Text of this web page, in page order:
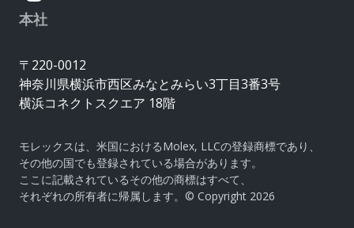
本社
〒220-0012
神奈川県横浜市西区みなとみらい3丁目3番3号
横浜コネクトスクエア 18階
モレックスは、米国におけるMolex, LLCの登録商標であり、
その他の国でも登録されている場合があります。
ここに記載されているその他の商標はすべて、
それぞれの所有者に帰属します。© Copyright 2026